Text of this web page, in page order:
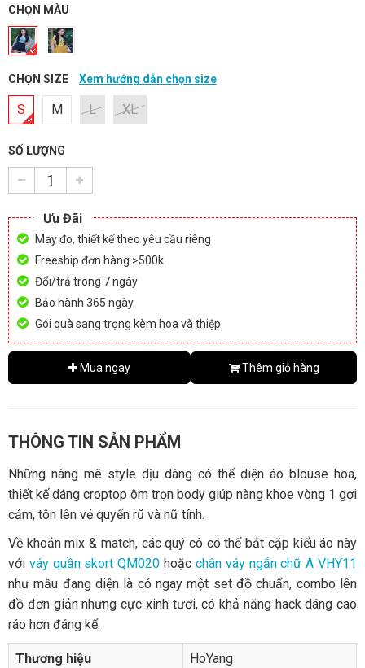
CHỌN MÀU
CHỌN SIZE Xem hướng dẫn chọn size
S M L XL
SỐ LƯỢNG
Ưu Đãi
May đo, thiết kế theo yêu cầu riêng
Freeship đơn hàng >500k
Đổi/trả trong 7 ngày
Bảo hành 365 ngày
Gói quà sang trọng kèm hoa và thiệp
Mua ngay Thêm giỏ hàng
THÔNG TIN SẢN PHẨM
Những nàng mê style dịu dàng có thể diện áo blouse hoa,
thiết kế dáng croptop ôm trọn body giúp nàng khoe vòng 1 gợi
cảm, tôn lên vẻ quyến rũ và nữ tính.
Về khoản mix & match, các quý cô có thể bắt cặp kiểu áo này
với váy quần skort QM020 hoặc chân váy ngắn chữ A VHY11
như mẫu đang diện là có ngay một set đồ chuẩn, combo lên
đồ đơn giản nhưng cực xinh tươi, có khả năng hack dáng cao
ráo hơn đáng kể.
Thương hiệu HoYang